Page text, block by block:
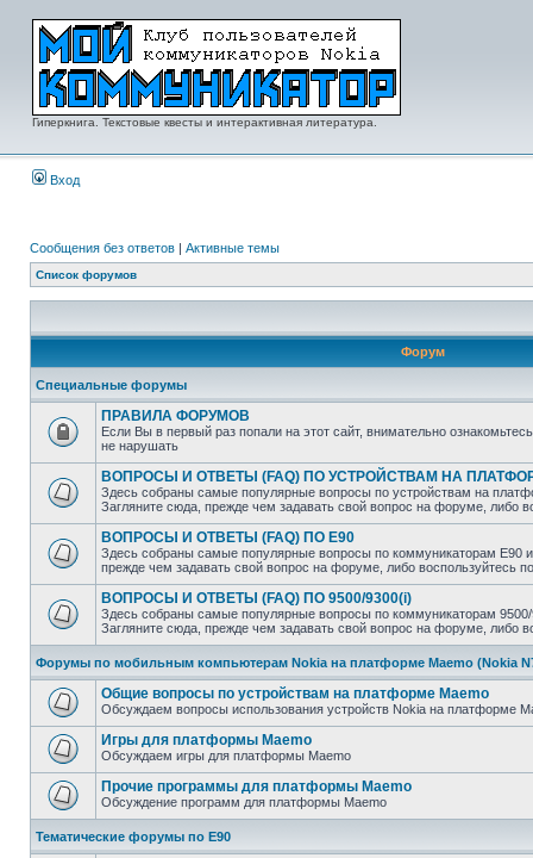
Гиперкнига. Текстовые квесты и интерактивная литература.
Вход
Сообщения без ответов | Активные темы
Список форумов
Форум
Специальные форумы
ПРАВИЛА ФОРУМОВ
Если Вы в первый раз попали на этот сайт, внимательно
не нарушать
ВОПРОСЫ И ОТВЕТЫ (FAQ) ПО УСТРОЙСТВАМ НА
Здесь собраны самые популярные вопросы по устройствам на
Загляните сюда, прежде чем задавать свой вопрос на форуме, либо
ВОПРОСЫ И ОТВЕТЫ (FAQ) ПО E90
Здесь собраны самые популярные вопросы по коммуникаторам E90
прежде чем задавать свой вопрос на форуме, либо воспользуйтесь
ВОПРОСЫ И ОТВЕТЫ (FAQ) ПО 9500/9300(i)
Здесь собраны самые популярные вопросы по коммуникаторам
Загляните сюда, прежде чем задавать свой вопрос на форуме, либо
Форумы по мобильным компьютерам Nokia на платформе Maemo (Nokia
Общие вопросы по устройствам на платформе Maemo
Обсуждаем вопросы использования устройств Nokia на платформе
Игры для платформы Maemo
Обсуждаем игры для платформы Maemo
Прочие программы для платформы Maemo
Обсуждение программ для платформы Maemo
Тематические форумы по E90